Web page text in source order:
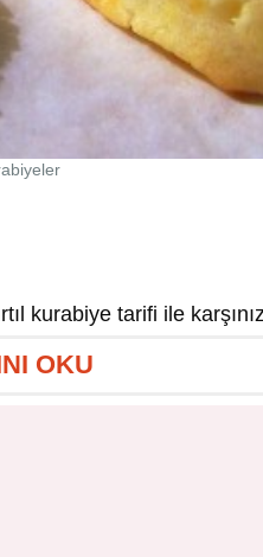
kurabiye tarifi ile
OKU